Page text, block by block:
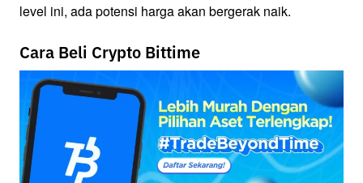
level ini, ada potensi harga akan bergerak naik.
Cara Beli Crypto Bittime